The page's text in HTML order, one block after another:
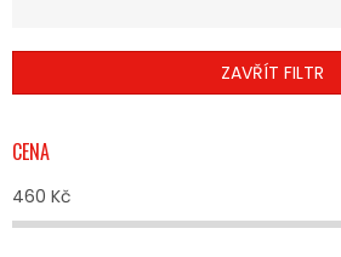
N
Í
R
O
D
U
ZAVŘÍT FILTR
CENA
460 Kč